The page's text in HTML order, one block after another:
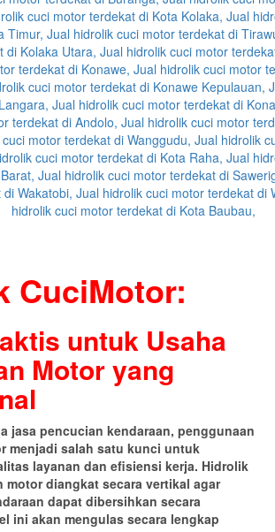
CuciMotor:
untuk Usaha
Motor yang
jasa pencucian kendaraan, penggunaan
menjadi salah satu kunci untuk
layanan dan efisiensi kerja. Hidrolik
motor diangkat secara vertikal agar
dapat dibersihkan secara
ini akan mengulas secara lengkap